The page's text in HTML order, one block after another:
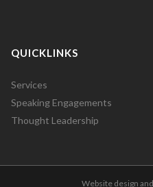
QUICKLINKS
Services
Speaking Engagements
Thought Leadership
Website design